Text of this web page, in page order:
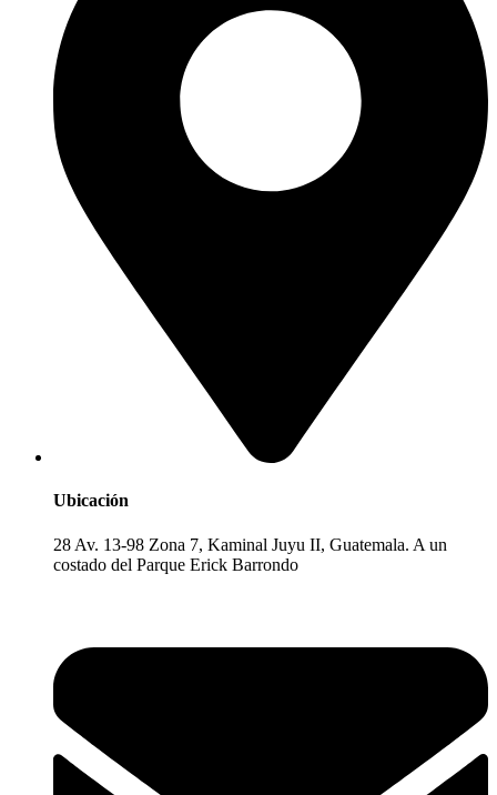
Ubicación
28 Av. 13-98 Zona 7, Kaminal Juyu II, Guatemala. A un
costado del Parque Erick Barrondo